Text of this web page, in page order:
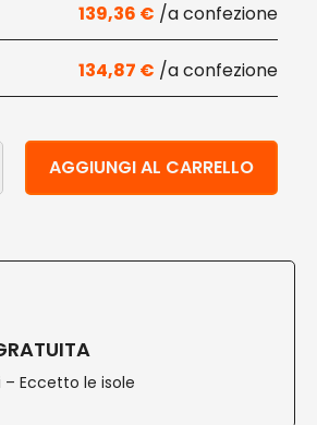
139,36 €
134,87 €
carta da muro quantità
AGGIUNGI AL CARRELLO
Eccetto le isole